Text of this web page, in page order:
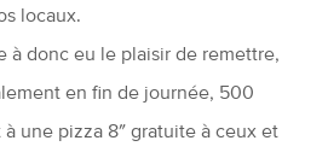
locaux.
à donc eu le plaisir de remettre,
en fin de journée, 500
une pizza 8″ gratuite à ceux et